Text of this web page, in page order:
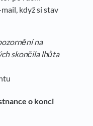
když si stav
na
skončila lhůta
o konci